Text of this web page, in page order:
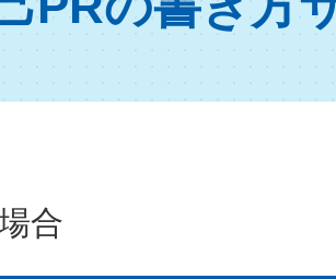
合